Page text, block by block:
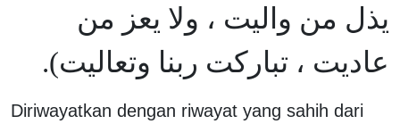
يذل من واليت ، ولا يعز من
عاديت ، تباركت ربنا وتعاليت).
Diriwayatkan dengan riwayat yang sahih dari